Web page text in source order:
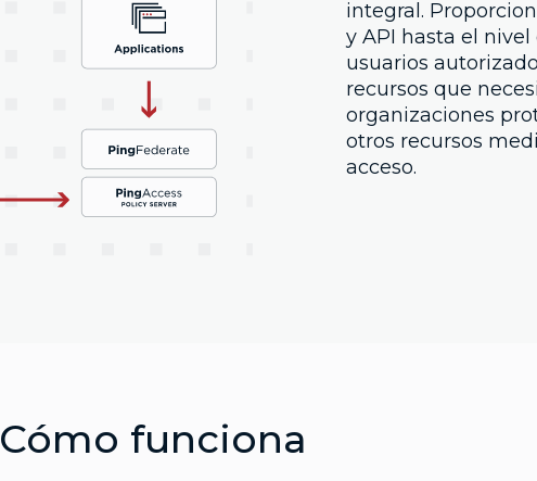
integral.
y API hasta el
usuarios
recursos que
organizaciones
otros recursos
acceso.
Cómo funciona